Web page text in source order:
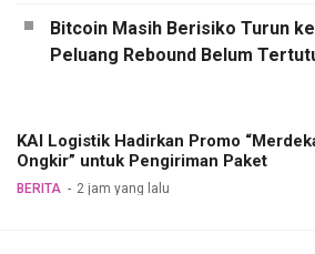
Bitcoin Masih Berisiko Turun
Peluang Rebound Belum
KAI Logistik Hadirkan Promo
Ongkir” untuk Pengiriman Paket
BERITA 2 jam yang lalu